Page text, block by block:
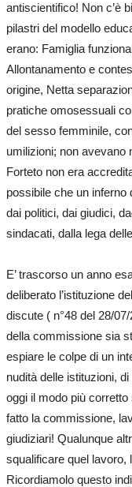
antiscientifico! Non c’è
pilastri del modello
erano: Famiglia
Allontanamento e
origine, Netta
pratiche omosessuali
del sesso femminile,
umilizioni; non avevano
Forteto non era
possibile che un inferno
dai politici, dai giudici,
sindacati, dalla lega
E’ trascorso un anno
deliberato l’istituzione
discute ( n°48 del 28/
della commissione sia
espiare le colpe di un
nudità delle istituzioni,
oggi il modo più
fatto la commissione,
giudiziari! Qualunque
squalificare quel lavoro,
Ricordiamolo questo